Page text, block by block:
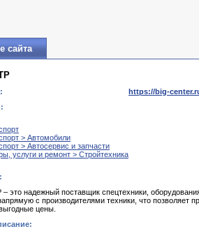
сайта
https://big-
> Автомобили
> Автосервис и запчасти
услуги и ремонт > Стройтехника
это надежный поставщик спецтехники,
с производителями техники, что позволяет
цены.